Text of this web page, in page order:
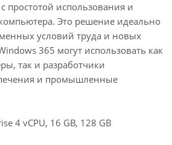
простотой использования и
Это решение идеально
условий труда и новых
365 могут использовать как
так и разработчики
и промышленные
4 vCPU, 16 GB, 128 GB